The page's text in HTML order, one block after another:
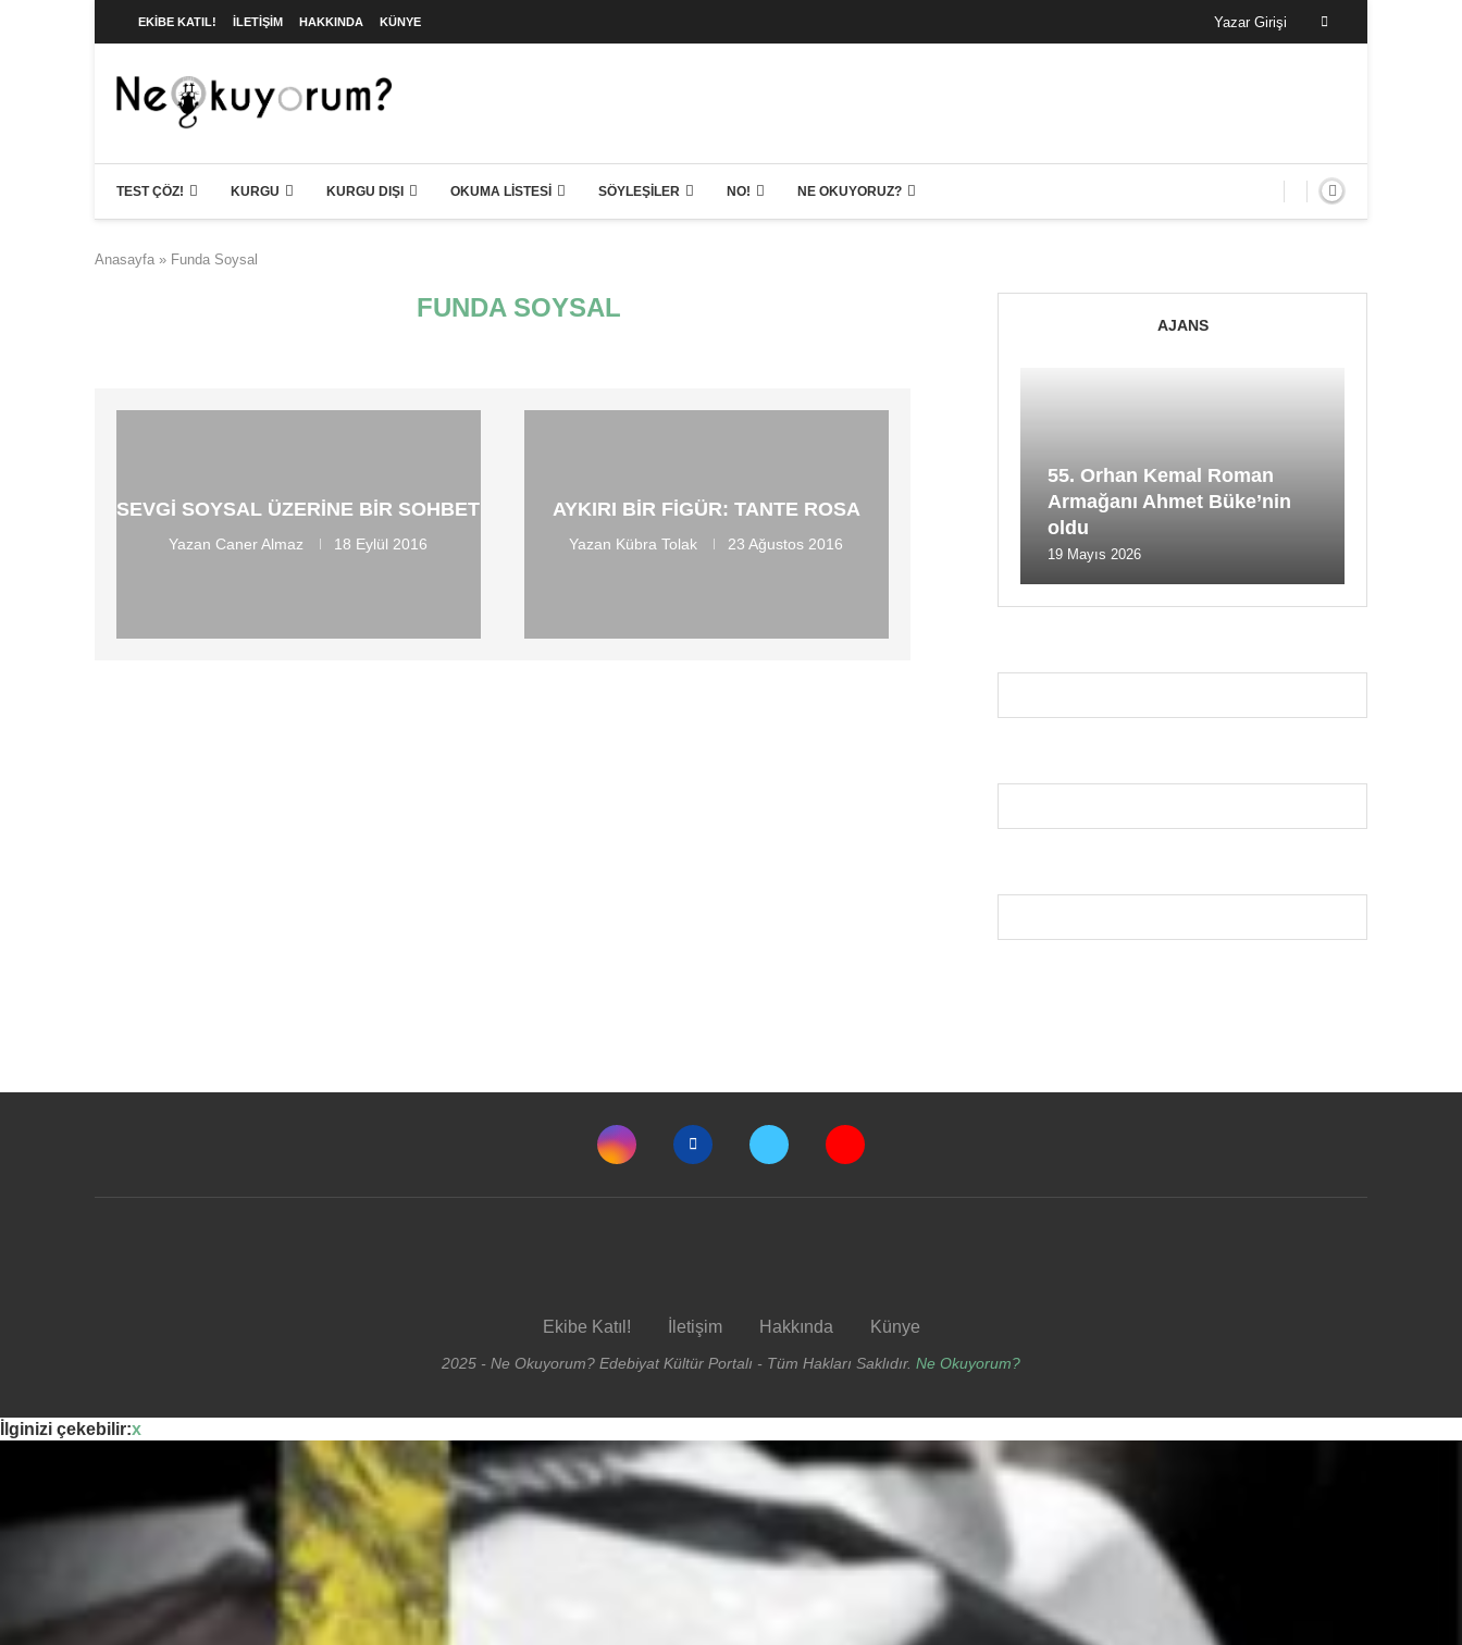
EKIBE KATIL! İLETIŞIM HAKKINDA KÜNYE Yazar Girişi
TEST ÇÖZ! KURGU KURGU DIŞI OKUMA LISTESI SÖYLEŞILER NO! NE OKUYORUZ?
Anasayfa » Funda Soysal
FUNDA SOYSAL
SEVGI SOYSAL ÜZERINE BIR SOHBET
Yazan Caner Almaz 18 Eylül 2016
AYKIRI BIR FIGÜR: TANTE ROSA
Yazan Kübra Tolak 23 Ağustos 2016
AJANS
55. Orhan Kemal Roman
Armağanı Ahmet Büke’nin
oldu
19 Mayıs 2026
Ekibe Katıl! İletişim Hakkında Künye
2025 - Ne Okuyorum? Edebiyat Kültür Portalı - Tüm Hakları Saklıdır. Ne Okuyorum?
İlginizi çekebilir:x